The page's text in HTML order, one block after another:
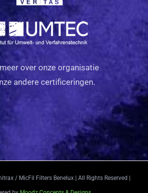
over onze organisatie
andere certificeringen.
/ MicFil Filters Benelux | All Rights Reserved |